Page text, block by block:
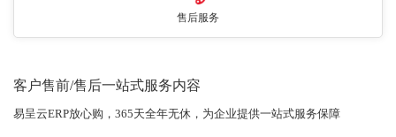
售后服务
客户售前/售后一站式服务内容
易呈云ERP放心购，365天全年无休，为企业提供一站式服务保障